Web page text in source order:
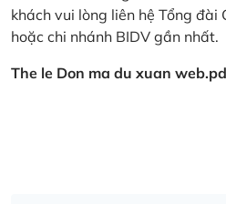
khách vui lòng liên hệ Tổng
hoặc chi nhánh BIDV gần nhất.
The le Don ma du xuan